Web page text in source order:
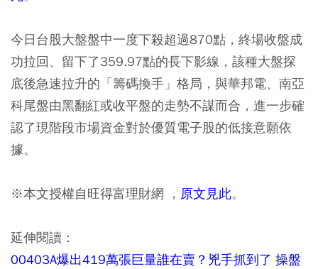
今日台股大盤盤中一度下殺超過870點，終場收盤成
功拉回、留下了359.97點的長下影線，該種大盤探
底後急速拉升的「籌碼換手」格局，與華邦電、南亞
科尾盤由黑翻紅或收平盤的走勢不謀而合，進一步確
認了現階段市場資金對於優質電子股的低接意願依
據。
※本文授權自旺得富理財網 ， 原文見此。
延伸閱讀：
00403A爆出419萬張巨量誰在賣？兇手抓到了 操盤